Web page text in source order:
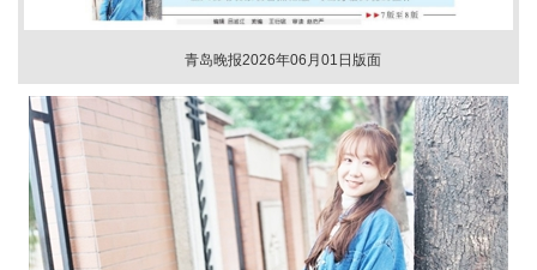
青岛晚报2026年06月01日版面